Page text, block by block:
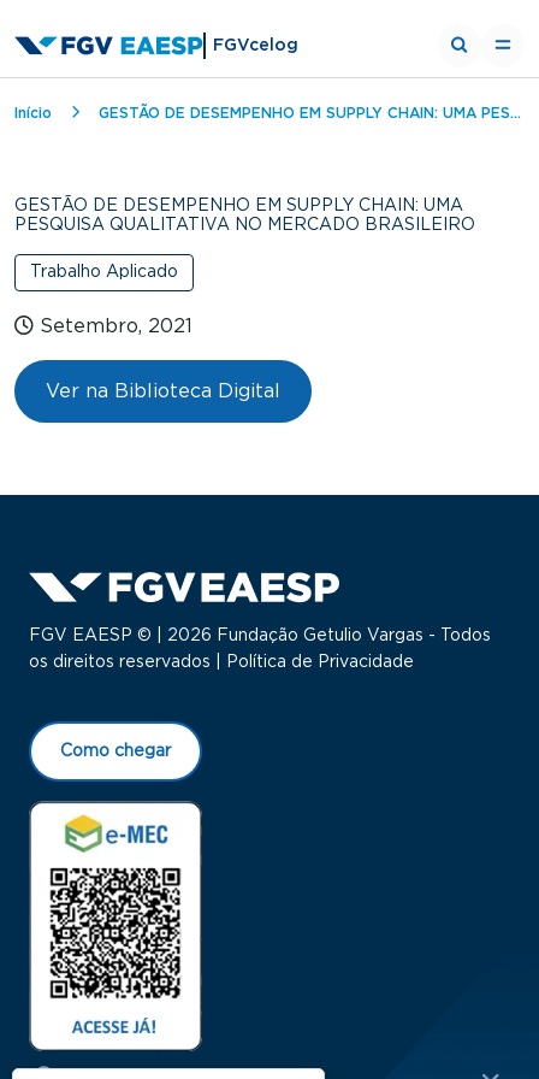
FGVcelog
Trilha de navegação
Início GESTÃO DE DESEMPENHO EM SUPPLY CHAIN: UMA PESQUISA QUALITATIVA NO MERCADO BRASILEIRO
GESTÃO DE DESEMPENHO EM SUPPLY CHAIN: UMA
PESQUISA QUALITATIVA NO MERCADO BRASILEIRO
Trabalho Aplicado
Setembro, 2021
Ver na Biblioteca Digital
FGV EAESP © | 2026 Fundação Getulio Vargas - Todos
os direitos reservados |
Política de Privacidade
Como chegar
Menu Rodapé 1